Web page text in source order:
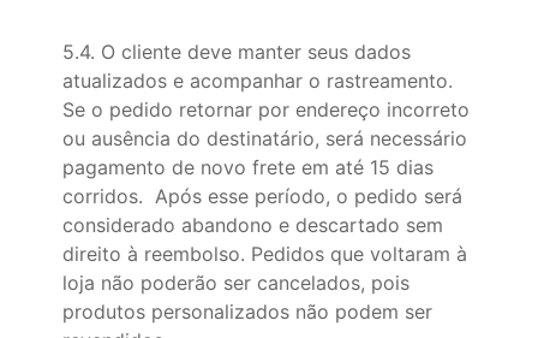
5.4. O cliente deve manter seus dados
atualizados e acompanhar o rastreamento.
Se o pedido retornar por endereço incorreto
ou ausência do destinatário, será necessário
pagamento de novo frete em até 15 dias
corridos. Após esse período, o pedido será
considerado abandono e descartado sem
direito à reembolso. Pedidos que voltaram à
loja não poderão ser cancelados, pois
produtos personalizados não podem ser